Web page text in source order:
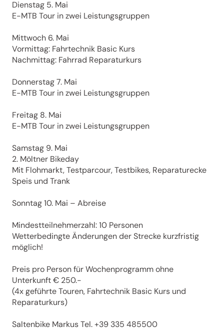
Dienstag 5. Mai
E-MTB Tour in zwei Leistungsgruppen
Mittwoch 6. Mai
Vormittag: Fahrtechnik Basic Kurs
Nachmittag: Fahrrad Reparaturkurs
Donnerstag 7. Mai
E-MTB Tour in zwei Leistungsgruppen
Freitag 8. Mai
E-MTB Tour in zwei Leistungsgruppen
Samstag 9. Mai
2. Möltner Bikeday
Mit Flohmarkt, Testparcour, Testbikes, Reparaturecke
Speis und Trank
Sonntag 10. Mai – Abreise
Mindestteilnehmerzahl: 10 Personen
Wetterbedingte Änderungen der Strecke kurzfristig
möglich!
Preis pro Person für Wochenprogramm ohne
Unterkunft € 250.-
(4x geführte Touren, Fahrtechnik Basic Kurs und
Reparaturkurs)
Saltenbike Markus Tel. +39 335 485500